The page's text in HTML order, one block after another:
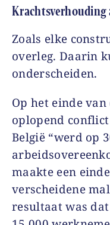
Krachtsverhouding
Zoals elke
overleg. Daarin
onderscheiden.
Op het einde
oplopend
België “werd op
maakte een
verscheidene
resultaat was